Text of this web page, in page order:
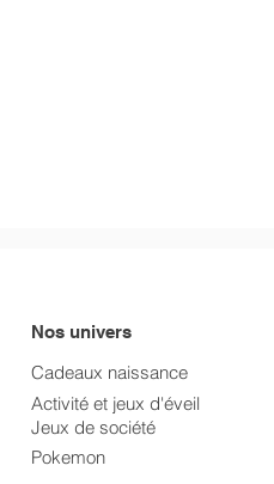
Nos univers
Cadeaux naissance
Activité et jeux d'éveil
Jeux de société
Pokemon